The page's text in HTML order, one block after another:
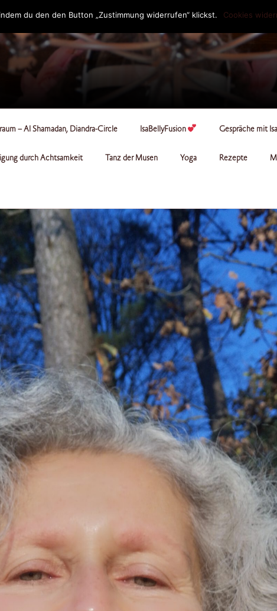
– Al Shamadan, Diandra-Circle IsaBellyFusion Gespräche mit
durch Achtsamkeit Tanz der Musen Yoga Rezepte
du den den Button „Zustimmung widerrufen“ klickst. Cookies